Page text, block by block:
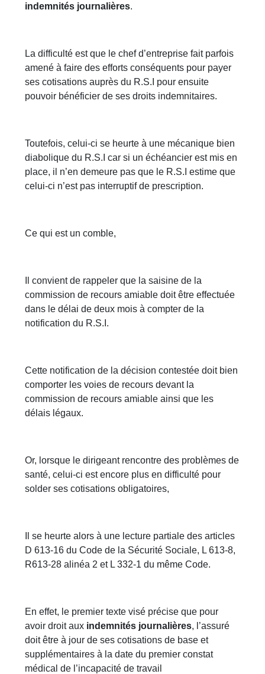
indemnités journalières.
La difficulté est que le chef d’entreprise fait parfois
amené à faire des efforts conséquents pour payer
ses cotisations auprès du R.S.I pour ensuite
pouvoir bénéficier de ses droits indemnitaires.
Toutefois, celui-ci se heurte à une mécanique bien
diabolique du R.S.I car si un échéancier est mis en
place, il n’en demeure pas que le R.S.I estime que
celui-ci n’est pas interruptif de prescription.
Ce qui est un comble,
Il convient de rappeler que la saisine de la
commission de recours amiable doit être effectuée
dans le délai de deux mois à compter de la
notification du R.S.I.
Cette notification de la décision contestée doit bien
comporter les voies de recours devant la
commission de recours amiable ainsi que les
délais légaux.
Or, lorsque le dirigeant rencontre des problèmes de
santé, celui-ci est encore plus en difficulté pour
solder ses cotisations obligatoires,
Il se heurte alors à une lecture partiale des articles
D 613-16 du Code de la Sécurité Sociale, L 613-8,
R613-28 alinéa 2 et L 332-1 du même Code.
En effet, le premier texte visé précise que pour
avoir droit aux indemnités journalières, l’assuré
doit être à jour de ses cotisations de base et
supplémentaires à la date du premier constat
médical de l’incapacité de travail